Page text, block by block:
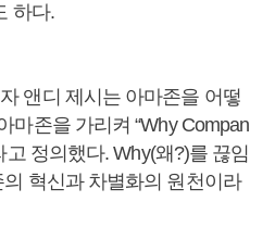
하다.
앤디 제시는 아마존을 어떻
마존을 가리켜 “Why Compan
정의했다. Why(왜?)를 끊임
혁신과 차별화의 원천이라